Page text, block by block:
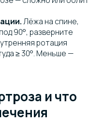
Лёжа на спине,
90°, разверните
ротация
≥ 30°. Меньше —
и что